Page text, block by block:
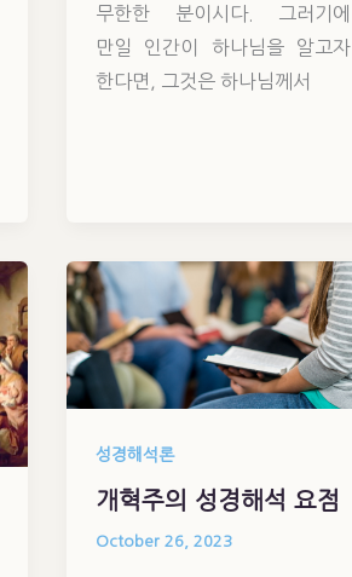
무한한 분이시다. 그러기에
만일 인간이 하나님을 알고자
한다면, 그것은 하나님께서
성경해석론
개혁주의 성경해석 요점
October 26, 2023